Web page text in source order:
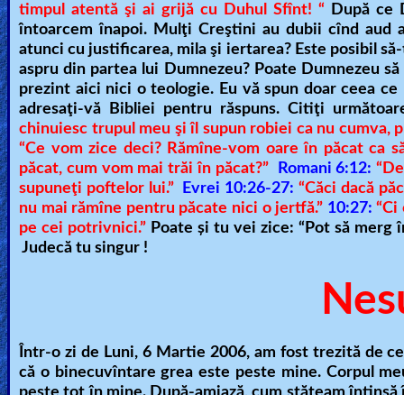
timpul
atentă şi ai grijă cu Duhul Sfînt! “ După ce
întoarcem înapoi. Mulţi Creştini au dubii cînd aud
atunci cu justificarea, mila şi iertarea? Este posibil
aspru din partea lui Dumnezeu? Poate Dumnezeu
prezint aici nici o teologie. Eu vă spun doar ceea
adresaţi-vă Bibliei pentru răspuns. Citiţi
chinuiesc trupul meu şi îl supun robiei ca nu cumva,
“Ce vom zice deci? Rămîne-vom oare în păcat ca
păcat, cum vom mai trăi în păcat?”
Romani 6:12:
supuneţi poftelor lui.”
Evrei 10:26-27: “Căci dacă
nu mai rămîne pentru păcate nici o jertfă.” 10:27:
pe cei potrivnici.” Poate şi tu vei zice: “Pot să merg
Judecă tu singur !
Într-o zi de Luni, 6 Martie 2006, am fost trezită de
că o binecuvîntare grea este peste mine. Corpul